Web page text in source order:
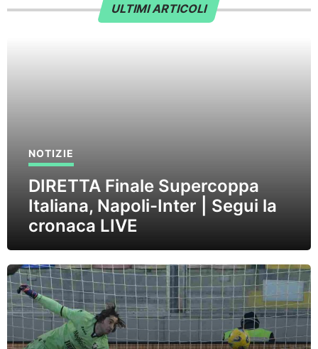
ULTIMI ARTICOLI
NOTIZIE
DIRETTA Finale Supercoppa
Italiana, Napoli-Inter | Segui la
cronaca LIVE